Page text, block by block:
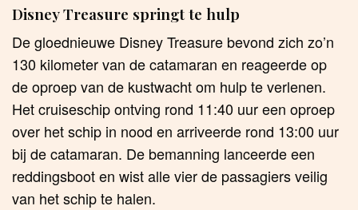
Disney Treasure springt te hulp
De gloednieuwe Disney Treasure bevond zich zo’n
130 kilometer van de catamaran en reageerde op
de oproep van de kustwacht om hulp te verlenen.
Het cruiseschip ontving rond 11:40 uur een oproep
over het schip in nood en arriveerde rond 13:00 uur
bij de catamaran. De bemanning lanceerde een
reddingsboot en wist alle vier de passagiers veilig
van het schip te halen.